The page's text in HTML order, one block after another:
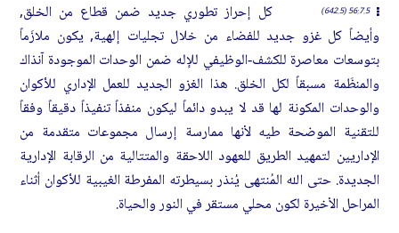
56:7.5 (642.5)
كل إحراز تطوري جديد ضمن قطاع من الخلق,
وأيضاً كل غزو جديد للفضاء من خلال تجليات إلهية, يكون ملازَماً
بتوسعات معاصرة للكشف-الوظيفي للإله ضمن الوحدات الموجودة آنذاك
والمنظَمة مسبقاً لكل الخلق. هذا الغزو الجديد للعمل الإداري للأكوان
والوحدات المكونة لها قد لا يبدو دائماً ليكون منفذاً تنفيذاً دقيقاً وفقاً
للتقنية الموضحة طيه لأنها ممارسة إرسال مجموعات متقدمة من
الإداريين لتمهيد الطريق للعهود اللاحقة والمتتالية من الرقابة الإدارية
الجديدة. حتى الله المُنتهى يُنذر بسيطرته المفرطة الغيبية للأكوان أثناء
المراحل الأخيرة لكون محلي مستقر في النور والحياة.